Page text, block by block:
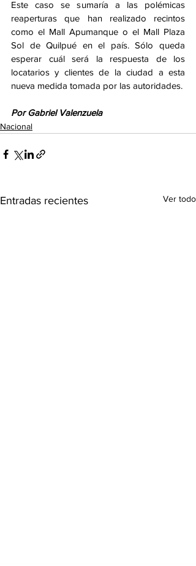
Este caso se sumaría a las polémicas
reaperturas que han realizado recintos
como el Mall Apumanque o el Mall Plaza
Sol de Quilpué en el país. Sólo queda
esperar cuál será la respuesta de los
locatarios y clientes de la ciudad a esta
nueva medida tomada por las autoridades.
Por Gabriel Valenzuela
Nacional
Entradas recientes Ver todo